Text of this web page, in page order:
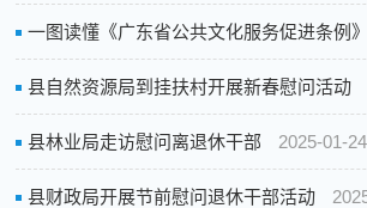
一图读懂《广东省公共文化服务促进条例》
县自然资源局到挂扶村开展新春慰问活动
县林业局走访慰问离退休干部 2025-01-24
县财政局开展节前慰问退休干部活动